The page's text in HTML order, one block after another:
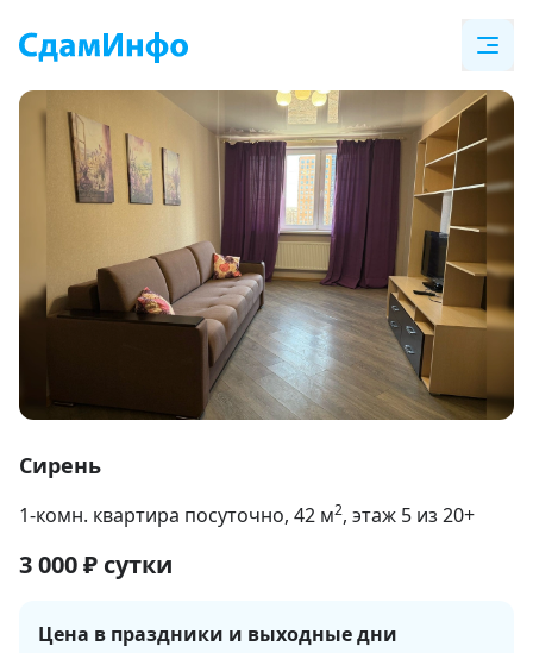
1
9
Сирень
1-комн. квартира посуточно, 42 м2, этаж 5 из 20+
3 000₽ сутки
Цена в праздники и выходные дни